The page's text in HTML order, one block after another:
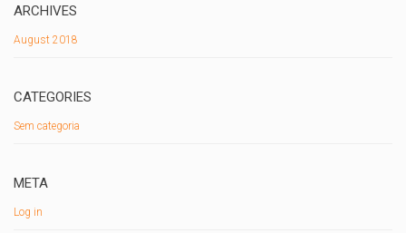
ARCHIVES
August 2018
CATEGORIES
Sem categoria
META
Log in